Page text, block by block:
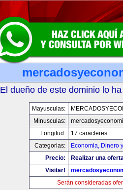
El dueño de este dominio lo
Mayusculas:
Minusculas:
Longitud:
17 caracteres
Categorias:
Economia, Dinero
Precio:
Realizar una
Visitar!
Serán consideradas